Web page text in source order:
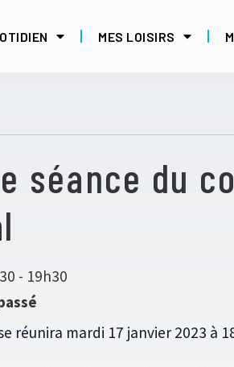
MES LOISIRS
séance du
- 19h30
réunira mardi 17 janvier 2023 à